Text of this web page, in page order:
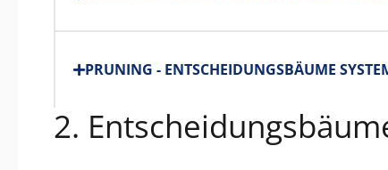
PRUNING - ENTSCHEIDUNGSBÄUME
2.